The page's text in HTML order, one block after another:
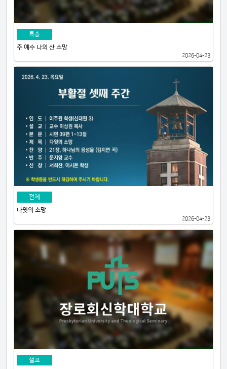
특송
주 예수 나의 산 소망
2026-04-23
전체
다윗의 소망
2026-04-23
설교